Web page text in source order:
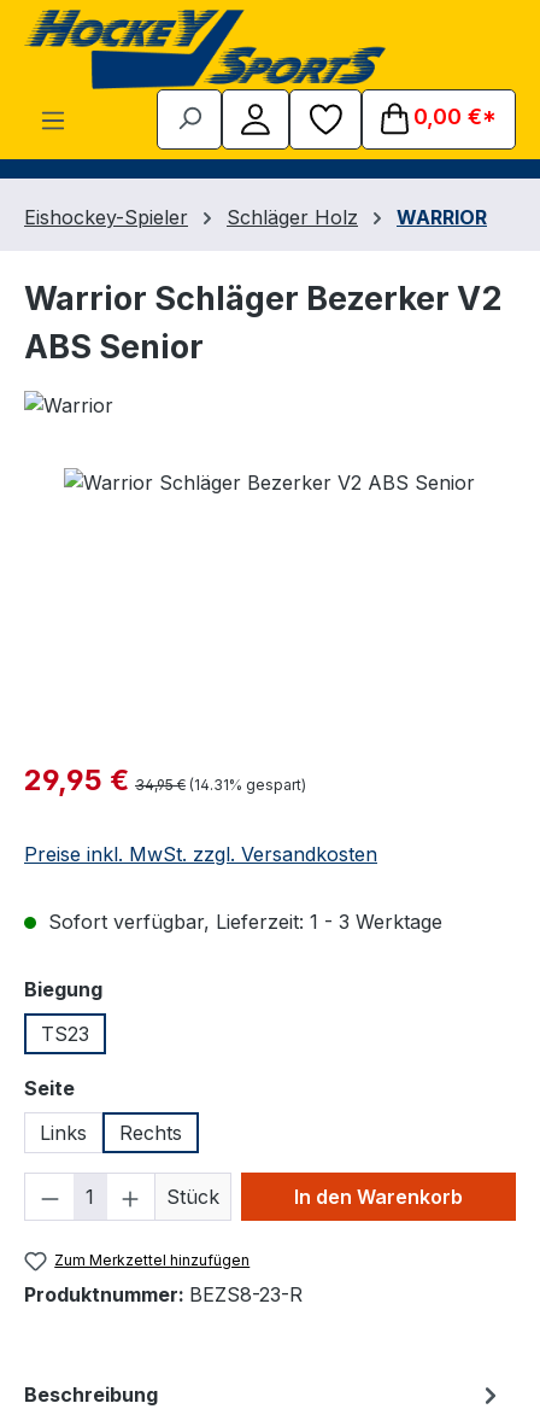
Zum Hauptinhalt springen
0,00 €*
Eishockey-Spieler Schläger Holz WARRIOR
Warrior Schläger Bezerker V2
ABS Senior
Bildergalerie überspringen
Verkaufspreis:
29,95 € Regulärer Preis:
34,95 € (14.31% gespart)
Preise inkl. MwSt. zzgl. Versandkosten
Sofort verfügbar, Lieferzeit: 1 - 3 Werktage
Biegungauswählen
TS23
Seiteauswählen
Links
Rechts
Produkt Anzahl: Gib den
Stück In den Warenkorb
Zum Merkzettel hinzufügen
Produktnummer: BEZS8-23-R
Beschreibung